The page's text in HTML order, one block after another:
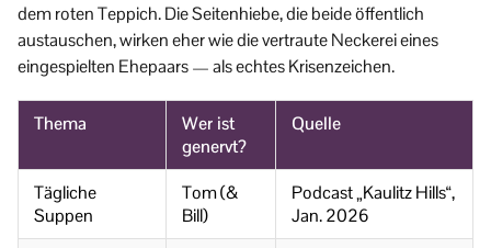
dem roten Teppich. Die Seitenhiebe, die beide öffentlich
austauschen, wirken eher wie die vertraute Neckerei eines
eingespielten Ehepaars — als echtes Krisenzeichen.
Thema
Wer ist
genervt?
Quelle
Tägliche
Suppen
Tom (&
Bill)
Podcast „Kaulitz Hills“,
Jan. 2026